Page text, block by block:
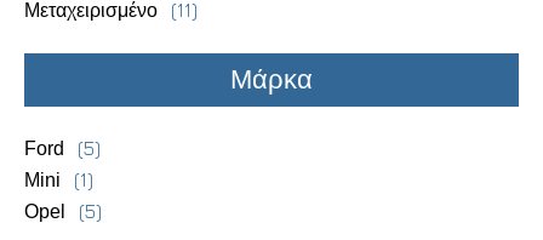
Μεταχειρισμένο (11)
Μάρκα
Ford (5)
Mini (1)
Opel (5)